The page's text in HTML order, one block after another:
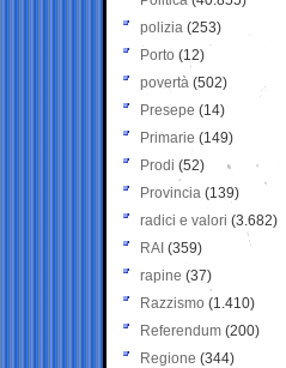
polizia (253)
Porto (12)
povertà (502)
Presepe (14)
Primarie (149)
Prodi (52)
Provincia (139)
radici e valori (3.682)
RAI (359)
rapine (37)
Razzismo (1.410)
Referendum (200)
Regione (344)